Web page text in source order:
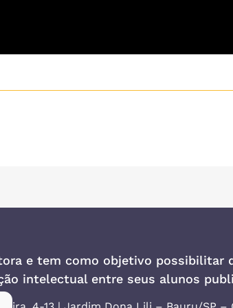
e tem como objetivo possibilitar
intelectual entre seus alunos